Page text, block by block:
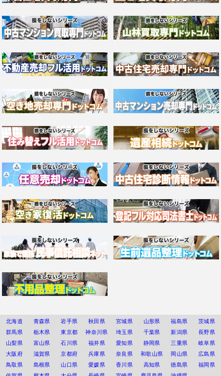
北海道 青森県 岩手県 秋田県 宮城県 山形県 福島県
茨城県
群馬県
栃木県 東京都 神奈川県 埼玉県 千葉県 新潟県
長野県
山梨県
富山県 石川県 福井県 愛知県 静岡県 三重県
岐阜県
大阪府
滋賀県 京都府 兵庫県 奈良県 和歌山県 岡山県
広島県
鳥取県
島根県 山口県 愛媛県 香川県 高知県 徳島県
福岡県